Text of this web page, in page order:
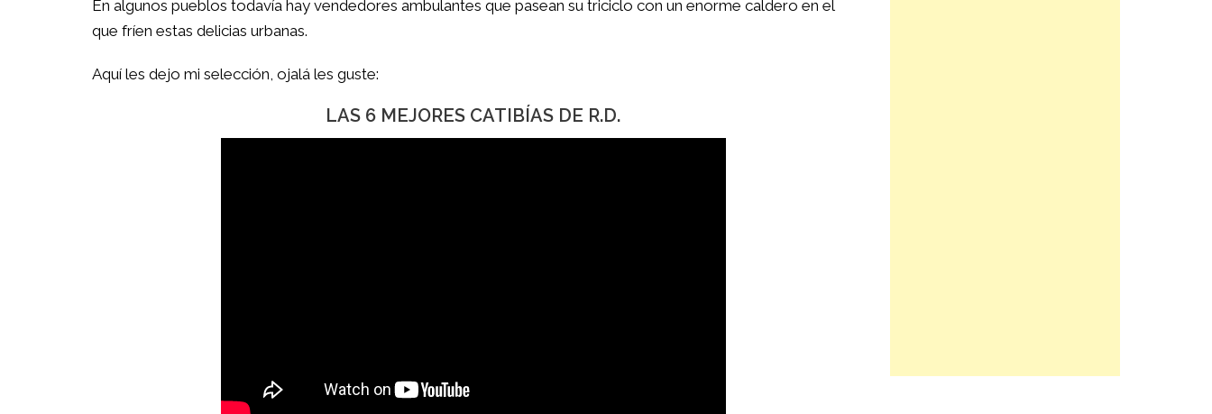
En algunos pueblos todavía hay vendedores ambulantes que pasean su triciclo con un enorme caldero en el
que fríen estas delicias urbanas.
Aquí les dejo mi selección, ojalá les guste:
LAS 6 MEJORES CATIBÍAS DE R.D.